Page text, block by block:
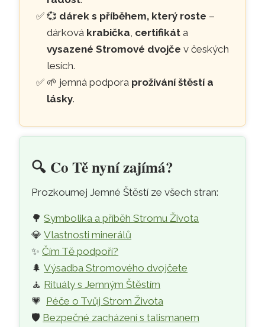
💞 dárek s příběhem, který roste –
dárková krabička, certifikáta
vysazené Stromové dvojče v českých
lesích.
🌱 jemná podpora prožívání štěstí a
lásky.
🔍️ Co Tě nyní zajímá?
Prozkoumej Jemné Štěstí ze všech stran:
🌳Symbolika a příběh Stromu Života
💎Vlastnosti minerálů
✨Čím Tě podpoří?
🌲Výsadba Stromového dvojčete
🧘 Rituály s Jemným Štěstím
💗 Péče o Tvůj Strom Života
🛡️ Bezpečné zacházení s talismanem